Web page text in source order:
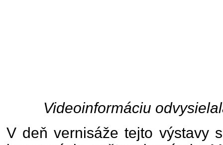
Videoinformáciu
V deň vernisáže tejto výstavy